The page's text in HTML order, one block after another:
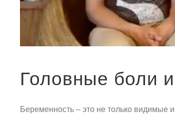
Головные боли
Беременность – это не только видимые